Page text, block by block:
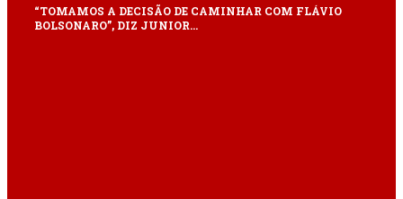
“TOMAMOS A DECISÃO DE CAMINHAR COM FLÁVIO
BOLSONARO”, DIZ JUNIOR…